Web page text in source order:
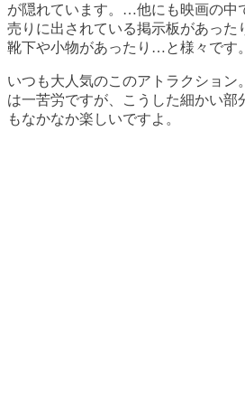
が隠れています。…他にも映画の中
売りに出されている掲示板があった
靴下や小物があったり…と様々です。
いつも大人気のこのアトラクション
は一苦労ですが、こうした細かい部
もなかなか楽しいですよ。